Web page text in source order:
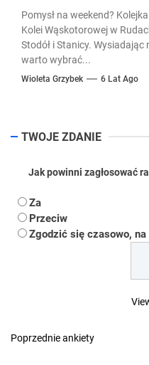
Pomysł na weekend?
Kolei Wąskotorowej w
Stodół i Stanicy.
warto wybrać...
Wioleta Grzybek 6 Lat Ago
TWOJE ZDANIE
Jak powinni zagłosować
Za
Przeciw
Zgodzić się czasowo,
Poprzednie ankiety